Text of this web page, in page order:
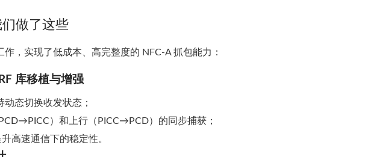
做了这些
，实现了低成本、高完整度的 NFC-A 抓包能力：
库移植与增强
态切换收发状态；
）和上行（PICC→PCD）的同步捕获；
高速通信下的稳定性。